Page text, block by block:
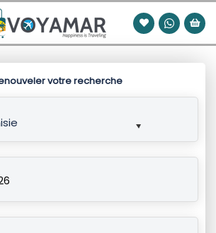
votre recherche